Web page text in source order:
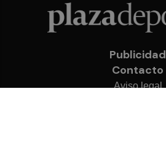
Publicidad
Contacto
Aviso legal